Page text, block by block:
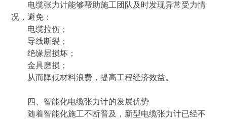
电缆张力计能够帮助施工团队及时发现异常受力情
况，避免：
电缆拉伤；
导线断裂；
绝缘层损坏；
金具磨损；
从而降低材料浪费，提高工程经济效益。
四、智能化电缆张力计的发展优势
随着智能化施工不断普及，新型电缆张力计已经不